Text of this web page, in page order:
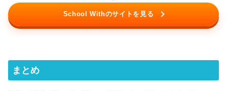
School Withのサイトを見る
まとめ